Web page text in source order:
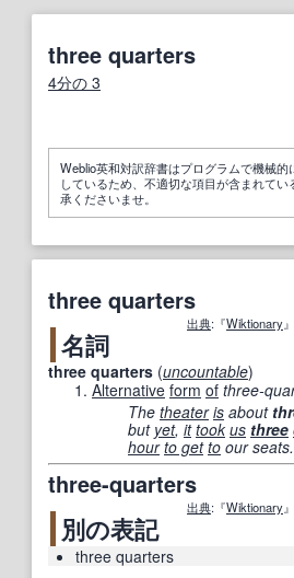
three quarters
4分の 3
Weblio英和対訳辞書はプログラムで機械
しているため、不適切な項目が含まれて
承くださいませ。
three quarters
出典:『Wiktionary
名詞
three quarters (uncountable)
Alternative form of three-
The theater is about
but yet, it took us three
hour to get to our seats.
three-quarters
出典:『Wiktionary
別の表記
three quarters